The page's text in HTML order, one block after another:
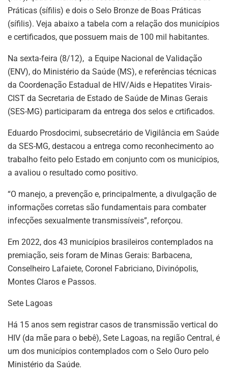
Práticas (sífilis) e dois o Selo Bronze de Boas Práticas
(sífilis). Veja abaixo a tabela com a relação dos municípios
e certificados, que possuem mais de 100 mil habitantes.
Na sexta-feira (8/12), a Equipe Nacional de Validação
(ENV), do Ministério da Saúde (MS), e referências técnicas
da Coordenação Estadual de HIV/Aids e Hepatites Virais-
CIST da Secretaria de Estado de Saúde de Minas Gerais
(SES-MG) participaram da entrega dos selos e crtificados.
Eduardo Prosdocimi, subsecretário de Vigilância em Saúde
da SES-MG, destacou a entrega como reconhecimento ao
trabalho feito pelo Estado em conjunto com os municípios,
a avaliou o resultado como positivo.
“O manejo, a prevenção e, principalmente, a divulgação de
informações corretas são fundamentais para combater
infecções sexualmente transmissíveis”, reforçou.
Em 2022, dos 43 municípios brasileiros contemplados na
premiação, seis foram de Minas Gerais: Barbacena,
Conselheiro Lafaiete, Coronel Fabriciano, Divinópolis,
Montes Claros e Passos.
Sete Lagoas
Há 15 anos sem registrar casos de transmissão vertical do
HIV (da mãe para o bebê), Sete Lagoas, na região Central, é
um dos municípios contemplados com o Selo Ouro pelo
Ministério da Saúde.